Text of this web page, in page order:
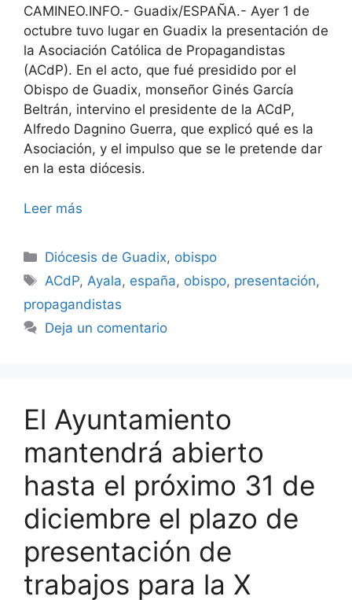
CAMINEO.INFO.- Guadix/ESPAÑA.- Ayer 1 de
octubre tuvo lugar en Guadix la presentación de
la Asociación Católica de Propagandistas
(ACdP). En el acto, que fué presidido por el
Obispo de Guadix, monseñor Ginés García
Beltrán, intervino el presidente de la ACdP,
Alfredo Dagnino Guerra, que explicó qué es la
Asociación, y el impulso que se le pretende dar
en la esta diócesis.
Leer más
Categorías
Diócesis de Guadix, obispo
Etiquetas
ACdP, Ayala, españa, obispo, presentación,
propagandistas
Deja un comentario
El Ayuntamiento
mantendrá abierto
hasta el próximo 31 de
diciembre el plazo de
presentación de
trabajos para la X